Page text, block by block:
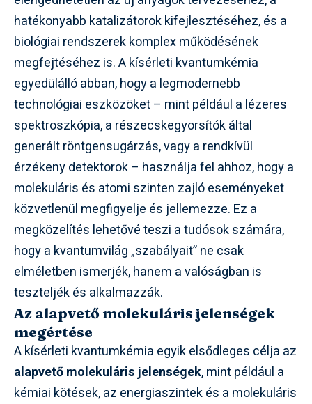
hatékonyabb katalizátorok kifejlesztéséhez, és a
biológiai rendszerek komplex működésének
megfejtéséhez is. A kísérleti kvantumkémia
egyedülálló abban, hogy a legmodernebb
technológiai eszközöket – mint például a lézeres
spektroszkópia, a részecskegyorsítók által
generált röntgensugárzás, vagy a rendkívül
érzékeny detektorok – használja fel ahhoz, hogy a
molekuláris és atomi szinten zajló eseményeket
közvetlenül megfigyelje és jellemezze. Ez a
megközelítés lehetővé teszi a tudósok számára,
hogy a kvantumvilág „szabályait” ne csak
elméletben ismerjék, hanem a valóságban is
teszteljék és alkalmazzák.
Az alapvető molekuláris jelenségek
megértése
A kísérleti kvantumkémia egyik elsődleges célja az
alapvető molekuláris jelenségek, mint például a
kémiai kötések, az energiaszintek és a molekuláris